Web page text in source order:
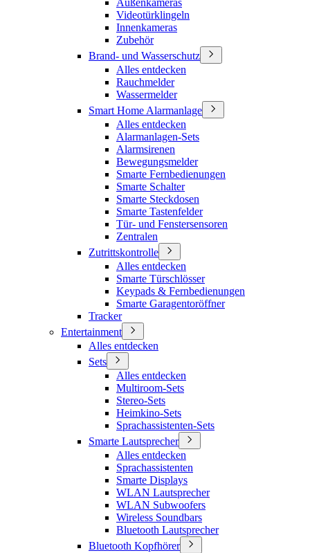
Außenkameras
Videotürklingeln
Innenkameras
Zubehör
Brand- und Wasserschutz
Alles entdecken
Rauchmelder
Wassermelder
Smart Home Alarmanlage
Alles entdecken
Alarmanlagen-Sets
Alarmsirenen
Bewegungsmelder
Smarte Fernbedienungen
Smarte Schalter
Smarte Steckdosen
Smarte Tastenfelder
Tür- und Fenstersensoren
Zentralen
Zutrittskontrolle
Alles entdecken
Smarte Türschlösser
Keypads & Fernbedienungen
Smarte Garagentoröffner
Tracker
Entertainment
Alles entdecken
Sets
Alles entdecken
Multiroom-Sets
Stereo-Sets
Heimkino-Sets
Sprachassistenten-Sets
Smarte Lautsprecher
Alles entdecken
Sprachassistenten
Smarte Displays
WLAN Lautsprecher
WLAN Subwoofers
Wireless Soundbars
Bluetooth Lautsprecher
Bluetooth Kopfhörer